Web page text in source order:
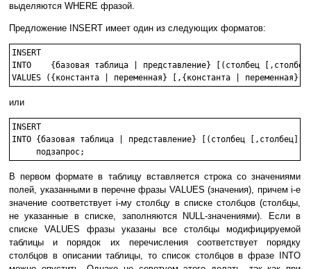
выделяются WHERE фразой.
Предложение INSERT имеет один из следующих форматов:
INSERT
INTO    {базовая таблица | представление} [(столбец
или
INSERT
INTO {базовая таблица | представление} [(столбец
В первом формате в таблицу вставляется строка со значениями
полей, указанными в перечне фразы VALUES (значения), причем i-е
значение соответствует i-му столбцу в списке столбцов (столбцы,
не указанные в списке, заполняются NULL-значениями). Если в
списке VALUES фразы указаны все столбцы модифицируемой
таблицы и порядок их перечисления соответствует порядку
столбцов в описании таблицы, то список столбцов в фразе INTO